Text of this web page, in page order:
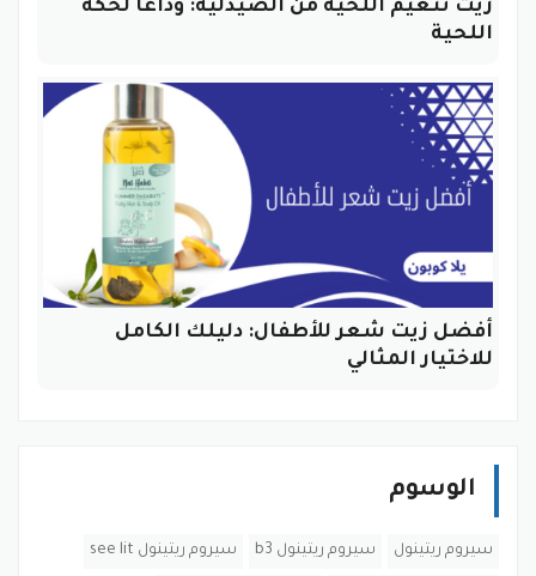
زيت تنعيم اللحية من الصيدلية: وداعاً لحكة
اللحية
أفضل زيت شعر للأطفال: دليلك الكامل
للاختيار المثالي
الوسوم
سيروم ريتينول سيروم ريتينول b3 سيروم ريتينول see lit